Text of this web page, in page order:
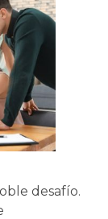
desafío.